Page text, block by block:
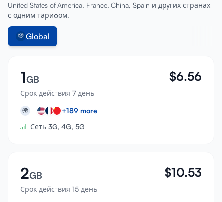
United States of America, France, China, Spain и других странах
с одним тарифом.
Global
1GB
Срок действия 7 день
$6.56
🌍 +189 more
Сеть 3G, 4G, 5G
2GB
Срок действия 15 день
$10.53